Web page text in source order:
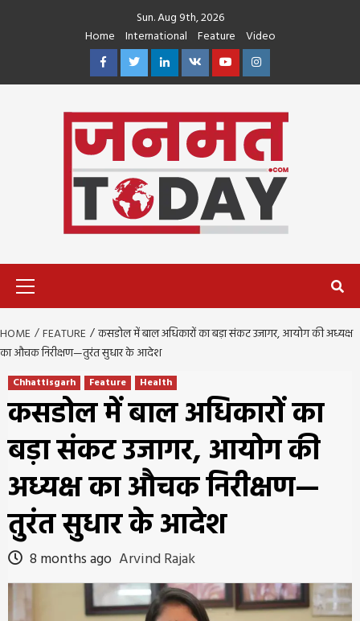
Sun. Aug 9th, 2026
Home
International Feature
Video
FacebookTwitterLinkedin
VK YoutubeInstagram
HOME FEATURE
कसडोल में बाल अधिकारों का बड़ा संकट उजागर, आयोग की अध्यक्ष
का औचक निरीक्षण—तुरंत सुधार के आदेश
Chhattisgarh Feature Health
कसडोल में बाल अधिकारों का
बड़ा संकट उजागर, आयोग की
अध्यक्ष का औचक निरीक्षण—
तुरंत सुधार के आदेश
8 months ago Arvind Rajak